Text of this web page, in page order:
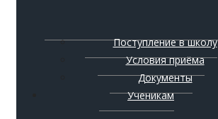
Поступление в школу
Условия приёма
Документы
Ученикам